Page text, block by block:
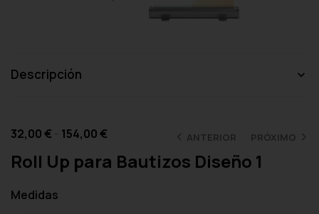
Descripción
ANTERIOR PRÓXIMO
32,00€ 154,00€
Roll Up para Bautizos Diseño 1
Medidas